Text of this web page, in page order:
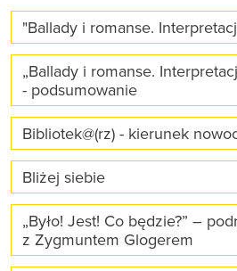
"Ballady i romanse.
„Ballady i romanse.
- podsumowanie
Bibliotek@(rz) - kierunek
Bliżej siebie
„Było! Jest! Co będzie?” –
z Zygmuntem Glogerem